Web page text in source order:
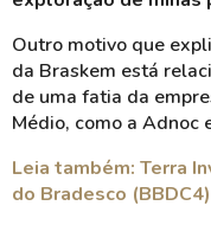
Outro motivo que
da Braskem está
de uma fatia da
Médio, como a Adnoc
Leia também: Terra
do Bradesco